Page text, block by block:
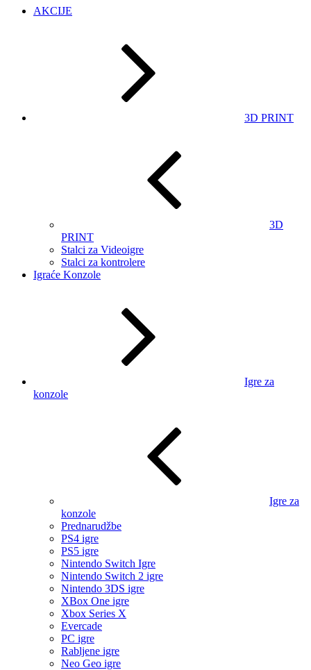
AKCIJE
3D PRINT
3D
PRINT
Stalci za Videoigre
Stalci za kontrolere
Igraće Konzole
Igre za
konzole
Igre za
konzole
Prednarudžbe
PS4 igre
PS5 igre
Nintendo Switch Igre
Nintendo Switch 2 igre
Nintendo 3DS igre
XBox One igre
Xbox Series X
Evercade
PC igre
Rabljene igre
Neo Geo igre